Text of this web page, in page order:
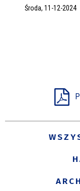
Miejsce
Środa, 11-12-2024